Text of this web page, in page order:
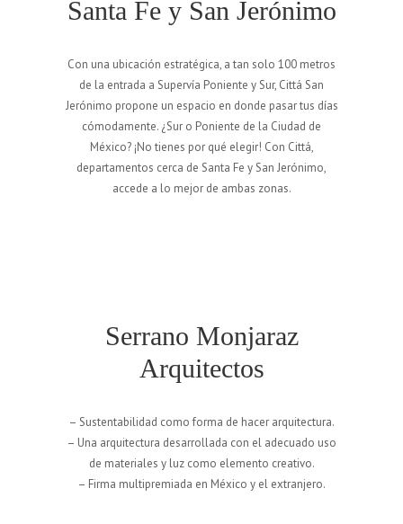
Santa Fe y San Jerónimo
Con una ubicación estratégica, a tan solo 100 metros
de la entrada a Supervía Poniente y Sur, Cittá San
Jerónimo propone un espacio en donde pasar tus días
cómodamente. ¿Sur o Poniente de la Ciudad de
México? ¡No tienes por qué elegir! Con Cittá,
departamentos cerca de Santa Fe y San Jerónimo,
accede a lo mejor de ambas zonas.
Serrano Monjaraz
Arquitectos
– Sustentabilidad como forma de hacer arquitectura.
– Una arquitectura desarrollada con el adecuado uso
de materiales y luz como elemento creativo.
– Firma multipremiada en México y el extranjero.